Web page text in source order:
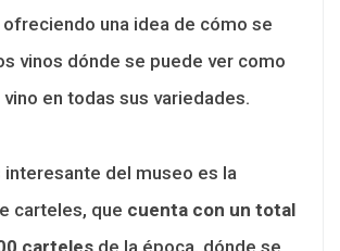
una idea de cómo se
vinos dónde se puede ver como
en todas sus variedades.
interesante del museo es la
carteles, que cuenta con un total